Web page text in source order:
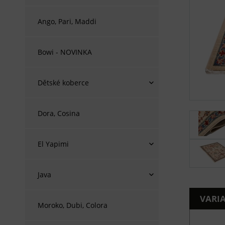
Ango, Pari, Maddi
Bowi - NOVINKA
Dětské koberce
Dora, Cosina
El Yapimi
Java
Moroko, Dubi, Colora